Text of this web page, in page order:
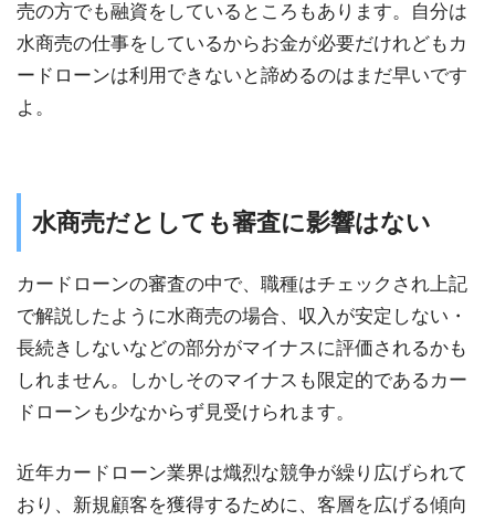
売の方でも融資をしているところもあります。自分は
水商売の仕事をしているからお金が必要だけれどもカ
ードローンは利用できないと諦めるのはまだ早いです
よ。
水商売だとしても審査に影響はない
カードローンの審査の中で、職種はチェックされ上記
で解説したように水商売の場合、収入が安定しない・
長続きしないなどの部分がマイナスに評価されるかも
しれません。しかしそのマイナスも限定的であるカー
ドローンも少なからず見受けられます。
近年カードローン業界は熾烈な競争が繰り広げられて
おり、新規顧客を獲得するために、客層を広げる傾向